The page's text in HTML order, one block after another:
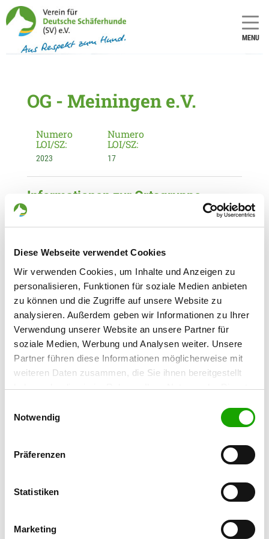
Diese Webseite verwendet Cookies
Wir verwenden Cookies, um Inhalte und Anzeigen zu
personalisieren, Funktionen für soziale Medien anbieten
zu können und die Zugriffe auf unsere Website zu
analysieren. Außerdem geben wir Informationen zu Ihrer
Verwendung unserer Website an unsere Partner für
soziale Medien, Werbung und Analysen weiter. Unsere
Partner führen diese Informationen möglicherweise mit
weiteren Daten zusammen, die Sie ihnen bereitgestellt
haben oder die sie im Rahmen Ihrer Nutzung der Dienste
Cookies, wenn Sie unsere Webseite weiterhin nutzen.
Notwendig
Präferenzen
Statistiken
Marketing
MENU
OG - Meiningen e.V.
Numero
LOI/SZ:
2023
Numero
LOI/SZ:
17
Informationen zur Ortsgruppe
Kontakt:
Meininger Fußweg 1
98617 Meiningen, Dreißigacker
Übungsplatz:
An alten Flugplatz 8
98617 Meiningen
Numero di telefono:
03693 931205
Homepage:
Schutzdienst, Anleitung zum „Meininger